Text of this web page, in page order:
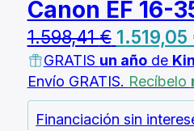
Canon EF 16-
1.598,41€ El
precio
original
era:
1.519,05
GRATIS un añode
Envío GRATIS. Recíbelo
Financiación sin